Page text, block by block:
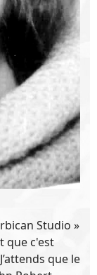
Studio »
que c'est
que le